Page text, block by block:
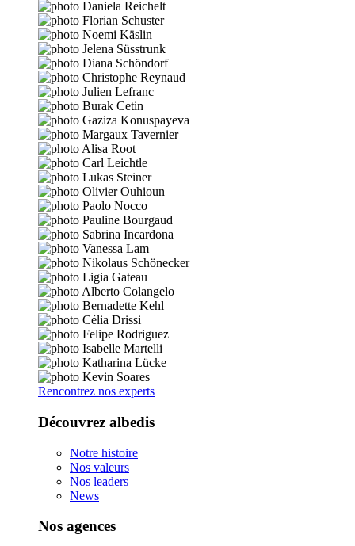
Rencontrez nos experts
Découvrez albedis
Notre histoire
Nos valeurs
Nos leaders
News
Nos agences